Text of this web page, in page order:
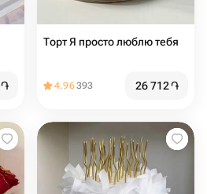
֏
Торт Я просто люблю тебя
4.96393 26 712֏